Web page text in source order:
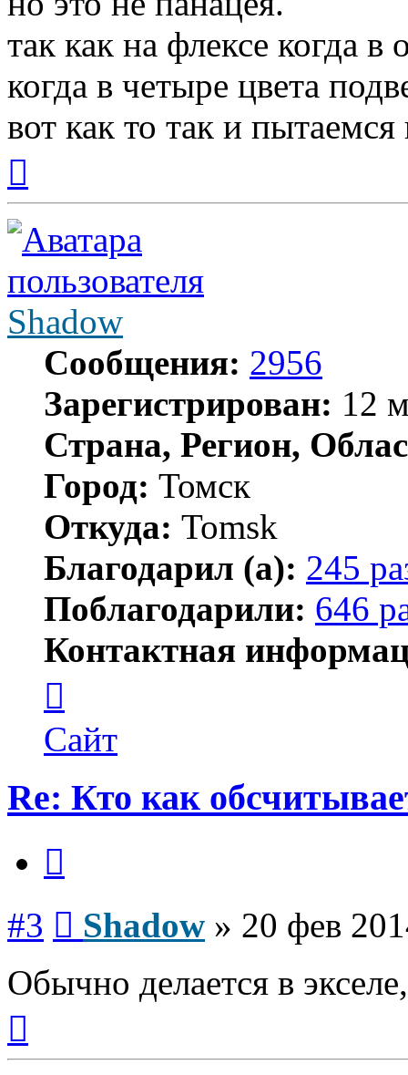
так как на флексе когда в
когда в четыре цвета
вот как то так и пытаемся
началу
Shadow
Сообщения: 2956
Зарегистрирован: 12
Страна, Регион,
Город: Томск
Откуда: Tomsk
Благодарил (а): 245
Поблагодарили: 646
Контактная
пользователя
Shadow
Сайт
Re: Кто как
#3 Shadow » 20 фев
Обычно делается в
началу